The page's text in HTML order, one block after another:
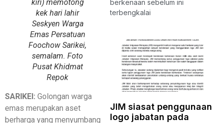
kiri) memotong
kek hari lahir
Seskyen Warga
Emas Persatuan
Foochow Sarikei,
semalam. Foto
Pusat Khidmat
Repok
SARIKEI: Golongan warga
emas merupakan aset
berharga yang menyumbang
berkenaan sebelum ini
terbengkalai
JIM siasat penggunaan
logo jabatan pada